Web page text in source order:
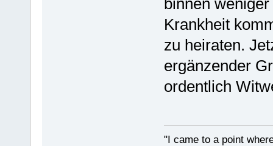
binnen
Krankheit
zu heiraten.
ergänzender
ordentlich
"I came to a point